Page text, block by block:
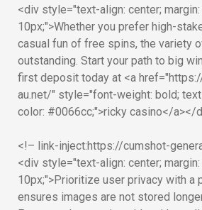
<div style="text-align: center;
10px;">Whether you prefer high-
casual fun of free spins, the variety
outstanding. Start your path to big
first deposit today at <a
au.net/" style="font-weight: bold;
color: #0066cc;">ricky casino</a></
<!– link-inject:https://cumshot-
<div style="text-align: center;
10px;">Prioritize user privacy with a
ensures images are not stored